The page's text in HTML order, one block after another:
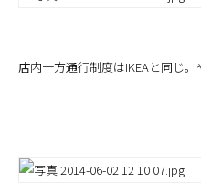
店内一方通行制度はIKEAと同じ